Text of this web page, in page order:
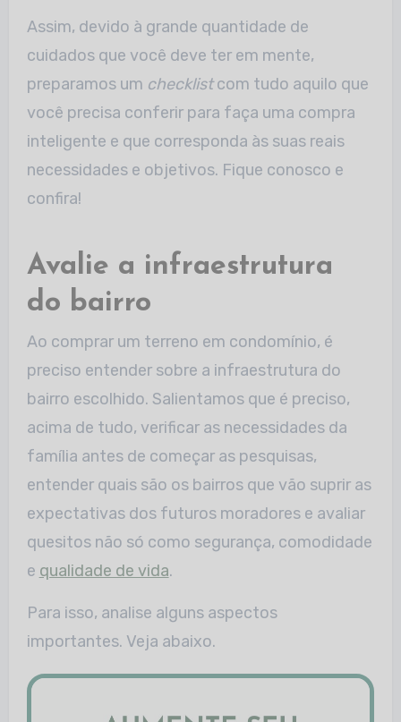
Assim, devido à grande quantidade de
cuidados que você deve ter em mente,
preparamos um checklistcom tudo aquilo que
você precisa conferir para faça uma compra
inteligente e que corresponda às suas reais
necessidades e objetivos. Fique conosco e
confira!
Avalie a infraestrutura
do bairro
Ao comprar um terreno em condomínio, é
preciso entender sobre a infraestrutura do
bairro escolhido. Salientamos que é preciso,
acima de tudo, verificar as necessidades da
família antes de começar as pesquisas,
entender quais são os bairros que vão suprir as
expectativas dos futuros moradores e avaliar
quesitos não só como segurança, comodidade
e qualidade de vida.
Para isso, analise alguns aspectos
importantes. Veja abaixo.